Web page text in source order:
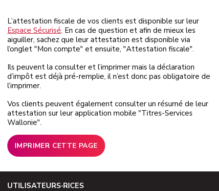
L’attestation fiscale de vos clients est disponible sur leur
Espace Sécurisé. En cas de question et afin de mieux les
aiguiller, sachez que leur attestation est disponible via
l’onglet "Mon compte" et ensuite, "Attestation fiscale".
Ils peuvent la consulter et l’imprimer mais la déclaration
d’impôt est déjà pré-remplie, il n’est donc pas obligatoire de
l’imprimer.
Vos clients peuvent également consulter un résumé de leur
attestation sur leur application mobile "Titres-Services
Wallonie".
IMPRIMER CETTE PAGE
UTILISATEURS·RICES